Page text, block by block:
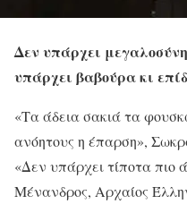
Δεν υπάρχει
υπάρχει βαβούρα κι
«Τα άδεια σακιά τα
ανόητους η έπαρση»,
«Δεν υπάρχει τίποτα πιο
Μένανδρος, Αρχαίος